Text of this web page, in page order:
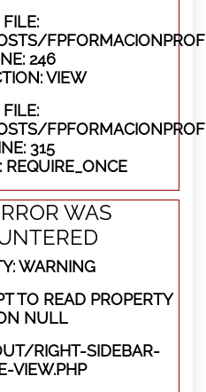
FILE:
246
VIEW
FILE:
315
WAS
WARNING
TO READ PROPERTY
NULL
RIGHT-SIDEBAR-
VIEW.PHP